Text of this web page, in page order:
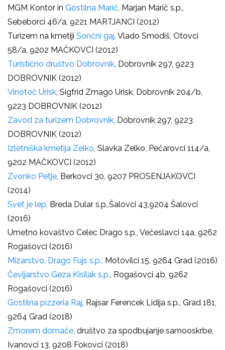
MGM Kontor in Gostilna Marič, Marjan Marič s.p.,
Sebeborci 46/a, 9221 MARTJANCI (2012)
Turizem na kmetiji Sončni gaj, Vlado Smodiš, Otovci
58/a, 9202 MAČKOVCI (2012)
Turistično društvo Dobrovnik, Dobrovnik 297, 9223
DOBROVNIK (2012)
Vinotoč Urisk, Sigfrid Zmago Urisk, Dobrovnik 204/b,
9223 DOBROVNIK (2012)
Zavod za turizem Dobrovnik, Dobrovnik 297, 9223
DOBROVNIK (2012)
Izletniška kmetija Zelko, Slavka Zelko, Pečarovci 114/a,
9202 MAČKOVCI (2012)
Zvonko Petje, Berkovci 30, 9207 PROSENJAKOVCI
(2014)
Svet je lep, Breda Dular s.p.,Šalovci 43,9204 Šalovci
(2016)
Umetno kovaštvo Celec Drago s.p., Večeslavci 14a, 9262
Rogašovci (2016)
Mizarstvo, Drago Fujs s.p., Motovilci 15, 9264 Grad (2016)
Čevljarstvo Geza Kisilak s.p., Rogašovci 4b, 9262
Rogašovci (2016)
Gostilna pizzeria Raj, Rajsar Ferencek Lidija s.p., Grad 181,
9264 Grad (2018)
Zmorem domače, društvo za spodbujanje samooskrbe,
Ivanovci 13, 9208 Fokovci (2018)